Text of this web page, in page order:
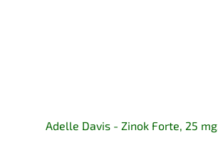
Adelle Davis - Zinok Forte, 25